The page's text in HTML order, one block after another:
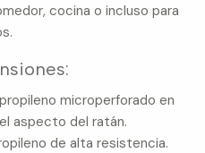
cocina o incluso para
microperforado en
aspecto del ratán.
de alta resistencia.